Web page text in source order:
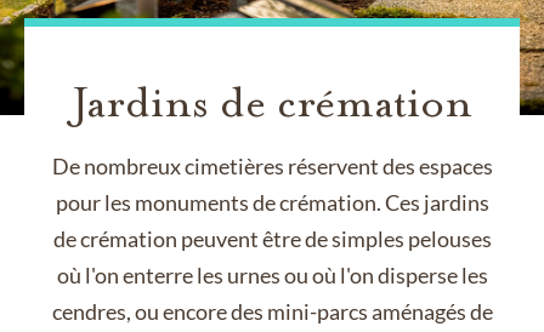
Jardins de crémation
De nombreux cimetières réservent des espaces
pour les monuments de crémation. Ces jardins
de crémation peuvent être de simples pelouses
où l'on enterre les urnes ou où l'on disperse les
cendres, ou encore des mini-parcs aménagés de